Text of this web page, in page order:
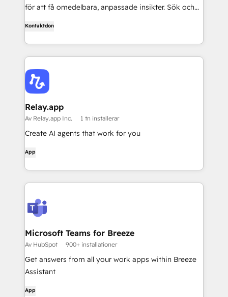
för att få omedelbara, anpassade insikter. Sök och
Kontaktdon
Relay.app
Av Relay.app Inc. 1 tn installerar
Create AI agents that work for you
App
Microsoft Teams for Breeze
Av HubSpot 900+ installationer
Get answers from all your work apps within Breeze
Assistant
App